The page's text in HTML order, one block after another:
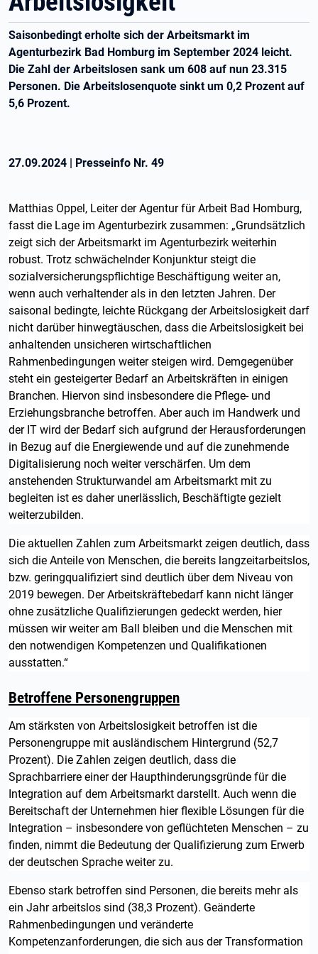
Saisonbedingt erholte sich der Arbeitsmarkt im
Agenturbezirk Bad Homburg im September 2024 leicht.
Die Zahl der Arbeitslosen sank um 608 auf nun 23.315
Personen. Die Arbeitslosenquote sinkt um 0,2 Prozent auf
5,6 Prozent.
27.09.2024 | Presseinfo Nr. 49
Matthias Oppel, Leiter der Agentur für Arbeit Bad Homburg,
fasst die Lage im Agenturbezirk zusammen: „Grundsätzlich
zeigt sich der Arbeitsmarkt im Agenturbezirk weiterhin
robust. Trotz schwächelnder Konjunktur steigt die
sozialversicherungspflichtige Beschäftigung weiter an,
wenn auch verhaltender als in den letzten Jahren. Der
saisonal bedingte, leichte Rückgang der Arbeitslosigkeit darf
nicht darüber hinwegtäuschen, dass die Arbeitslosigkeit bei
anhaltenden unsicheren wirtschaftlichen
Rahmenbedingungen weiter steigen wird. Demgegenüber
steht ein gesteigerter Bedarf an Arbeitskräften in einigen
Branchen. Hiervon sind insbesondere die Pflege- und
Erziehungsbranche betroffen. Aber auch im Handwerk und
der IT wird der Bedarf sich aufgrund der Herausforderungen
in Bezug auf die Energiewende und auf die zunehmende
Digitalisierung noch weiter verschärfen. Um dem
anstehenden Strukturwandel am Arbeitsmarkt mit zu
begleiten ist es daher unerlässlich, Beschäftigte gezielt
weiterzubilden.
Die aktuellen Zahlen zum Arbeitsmarkt zeigen deutlich, dass
sich die Anteile von Menschen, die bereits langzeitarbeitslos,
bzw. geringqualifiziert sind deutlich über dem Niveau von
2019 bewegen. Der Arbeitskräftebedarf kann nicht länger
ohne zusätzliche Qualifizierungen gedeckt werden, hier
müssen wir weiter am Ball bleiben und die Menschen mit
den notwendigen Kompetenzen und Qualifikationen
ausstatten.“
Betroffene Personengruppen
Am stärksten von Arbeitslosigkeit betroffen ist die
Personengruppe mit ausländischem Hintergrund (52,7
Prozent). Die Zahlen zeigen deutlich, dass die
Sprachbarriere einer der Haupthinderungsgründe für die
Integration auf dem Arbeitsmarkt darstellt. Auch wenn die
Bereitschaft der Unternehmen hier flexible Lösungen für die
Integration – insbesondere von geflüchteten Menschen – zu
finden, nimmt die Bedeutung der Qualifizierung zum Erwerb
der deutschen Sprache weiter zu.
Ebenso stark betroffen sind Personen, die bereits mehr als
ein Jahr arbeitslos sind (38,3 Prozent). Geänderte
Rahmenbedingungen und veränderte
Kompetenzanforderungen, die sich aus der Transformation